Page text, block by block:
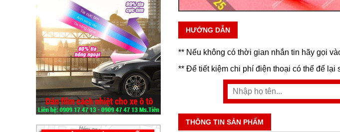
HƯỚNG DẪN
** Nếu không có thời gian nhắn tin hãy gọi
** Để tiết kiệm chi phí điện thoại có thể để lại
THÔNG TIN SẢN PHẨM